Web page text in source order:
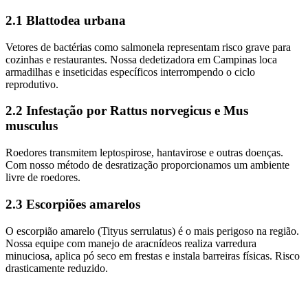
2.1 Blattodea urbana
Vetores de bactérias como salmonela representam risco grave para
cozinhas e restaurantes. Nossa dedetizadora em Campinas loca
armadilhas e inseticidas específicos interrompendo o ciclo
reprodutivo.
2.2 Infestação por Rattus norvegicus e Mus
musculus
Roedores transmitem leptospirose, hantavirose e outras doenças.
Com nosso método de desratização proporcionamos um ambiente
livre de roedores.
2.3 Escorpiões amarelos
O escorpião amarelo (Tityus serrulatus) é o mais perigoso na região.
Nossa equipe com manejo de aracnídeos realiza varredura
minuciosa, aplica pó seco em frestas e instala barreiras físicas. Risco
drasticamente reduzido.